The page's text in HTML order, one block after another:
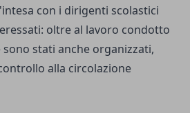
con i dirigenti scolastici
oltre al lavoro condotto
stati anche organizzati,
alla circolazione